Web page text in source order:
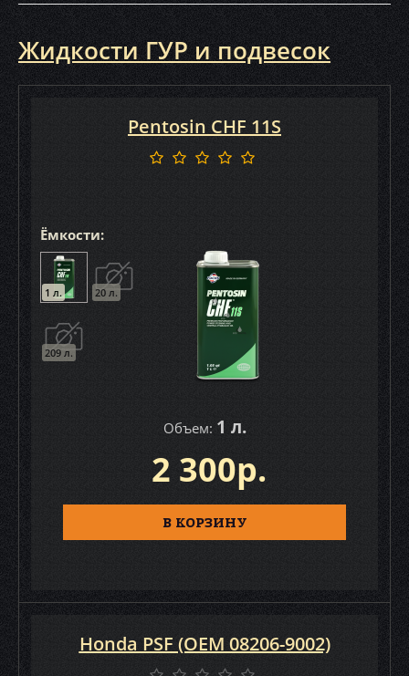
Жидкости ГУР и подвесок
Ёмкости:
1 л. 20 л.
209 л.
Объем: 1 л.
Pentosin CHF 11S
2 300р.
В КОРЗИНУ
Honda PSF (OEM 08206-9002)